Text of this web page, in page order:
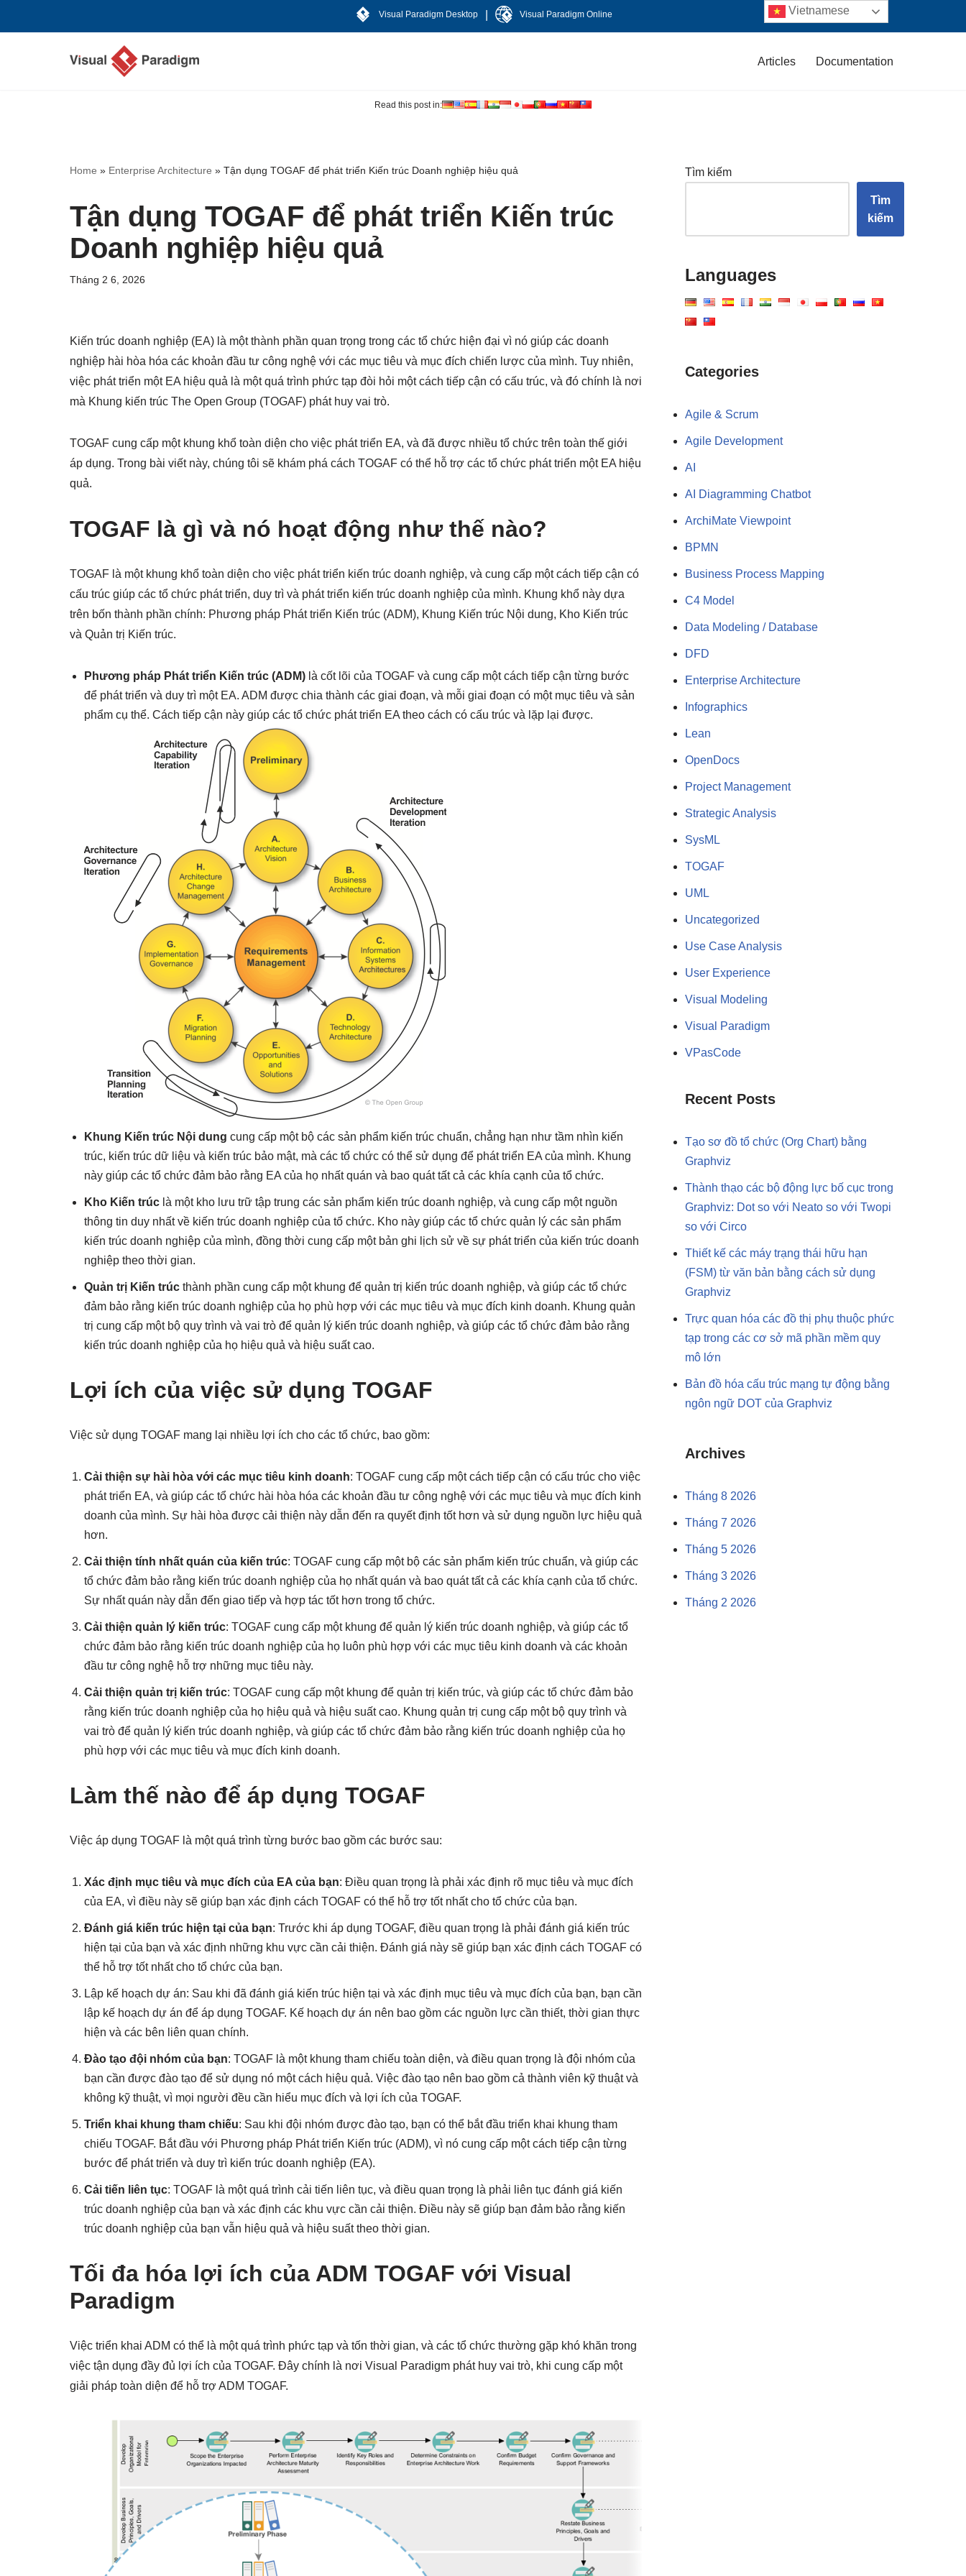
Visual Paradigm Desktop Visual Paradigm Online
Articles Documentation
Read this post in:
Home » Enterprise Architecture » Tận dụng TOGAF để phát triển Kiến trúc Doanh nghiệp hiệu quả
Tận dụng TOGAF để phát triển Kiến trúc
Doanh nghiệp hiệu quả
Tháng 2 6, 2026
Kiến trúc doanh nghiệp (EA) là một thành phần quan trọng trong các tổ chức hiện đại vì nó giúp các doanh
nghiệp hài hòa hóa các khoản đầu tư công nghệ với các mục tiêu và mục đích chiến lược của mình. Tuy nhiên,
việc phát triển một EA hiệu quả là một quá trình phức tạp đòi hỏi một cách tiếp cận có cấu trúc, và đó chính là nơi
mà Khung kiến trúc The Open Group (TOGAF) phát huy vai trò.
TOGAF cung cấp một khung khổ toàn diện cho việc phát triển EA, và đã được nhiều tổ chức trên toàn thế giới
áp dụng. Trong bài viết này, chúng tôi sẽ khám phá cách TOGAF có thể hỗ trợ các tổ chức phát triển một EA hiệu
quả.
TOGAF là gì và nó hoạt động như thế nào?
TOGAF là một khung khổ toàn diện cho việc phát triển kiến trúc doanh nghiệp, và cung cấp một cách tiếp cận có
cấu trúc giúp các tổ chức phát triển, duy trì và phát triển kiến trúc doanh nghiệp của mình. Khung khổ này dựa
trên bốn thành phần chính: Phương pháp Phát triển Kiến trúc (ADM), Khung Kiến trúc Nội dung, Kho Kiến trúc
và Quản trị Kiến trúc.
Phương pháp Phát triển Kiến trúc (ADM) là cốt lõi của TOGAF và cung cấp một cách tiếp cận từng bước
để phát triển và duy trì một EA. ADM được chia thành các giai đoạn, và mỗi giai đoạn có một mục tiêu và sản
phẩm cụ thể. Cách tiếp cận này giúp các tổ chức phát triển EA theo cách có cấu trúc và lặp lại được.
Khung Kiến trúc Nội dung cung cấp một bộ các sản phẩm kiến trúc chuẩn, chẳng hạn như tầm nhìn kiến
trúc, kiến trúc dữ liệu và kiến trúc bảo mật, mà các tổ chức có thể sử dụng để phát triển EA của mình. Khung
này giúp các tổ chức đảm bảo rằng EA của họ nhất quán và bao quát tất cả các khía cạnh của tổ chức.
Kho Kiến trúc là một kho lưu trữ tập trung các sản phẩm kiến trúc doanh nghiệp, và cung cấp một nguồn
thông tin duy nhất về kiến trúc doanh nghiệp của tổ chức. Kho này giúp các tổ chức quản lý các sản phẩm
kiến trúc doanh nghiệp của mình, đồng thời cung cấp một bản ghi lịch sử về sự phát triển của kiến trúc doanh
nghiệp theo thời gian.
Quản trị Kiến trúc thành phần cung cấp một khung để quản trị kiến trúc doanh nghiệp, và giúp các tổ chức
đảm bảo rằng kiến trúc doanh nghiệp của họ phù hợp với các mục tiêu và mục đích kinh doanh. Khung quản
trị cung cấp một bộ quy trình và vai trò để quản lý kiến trúc doanh nghiệp, và giúp các tổ chức đảm bảo rằng
kiến trúc doanh nghiệp của họ hiệu quả và hiệu suất cao.
Lợi ích của việc sử dụng TOGAF
Việc sử dụng TOGAF mang lại nhiều lợi ích cho các tổ chức, bao gồm:
Cải thiện sự hài hòa với các mục tiêu kinh doanh: TOGAF cung cấp một cách tiếp cận có cấu trúc cho việc
phát triển EA, và giúp các tổ chức hài hòa hóa các khoản đầu tư công nghệ với các mục tiêu và mục đích kinh
doanh của mình. Sự hài hòa được cải thiện này dẫn đến ra quyết định tốt hơn và sử dụng nguồn lực hiệu quả
hơn.
Cải thiện tính nhất quán của kiến trúc: TOGAF cung cấp một bộ các sản phẩm kiến trúc chuẩn, và giúp các
tổ chức đảm bảo rằng kiến trúc doanh nghiệp của họ nhất quán và bao quát tất cả các khía cạnh của tổ chức.
Sự nhất quán này dẫn đến giao tiếp và hợp tác tốt hơn trong tổ chức.
Cải thiện quản lý kiến trúc: TOGAF cung cấp một khung để quản lý kiến trúc doanh nghiệp, và giúp các tổ
chức đảm bảo rằng kiến trúc doanh nghiệp của họ luôn phù hợp với các mục tiêu kinh doanh và các khoản
đầu tư công nghệ hỗ trợ những mục tiêu này.
Cải thiện quản trị kiến trúc: TOGAF cung cấp một khung để quản trị kiến trúc, và giúp các tổ chức đảm bảo
rằng kiến trúc doanh nghiệp của họ hiệu quả và hiệu suất cao. Khung quản trị cung cấp một bộ quy trình và
vai trò để quản lý kiến trúc doanh nghiệp, và giúp các tổ chức đảm bảo rằng kiến trúc doanh nghiệp của họ
phù hợp với các mục tiêu và mục đích kinh doanh.
Làm thế nào để áp dụng TOGAF
Việc áp dụng TOGAF là một quá trình từng bước bao gồm các bước sau:
Xác định mục tiêu và mục đích của EA của bạn: Điều quan trọng là phải xác định rõ mục tiêu và mục đích
của EA, vì điều này sẽ giúp bạn xác định cách TOGAF có thể hỗ trợ tốt nhất cho tổ chức của bạn.
Đánh giá kiến trúc hiện tại của bạn: Trước khi áp dụng TOGAF, điều quan trọng là phải đánh giá kiến trúc
hiện tại của bạn và xác định những khu vực cần cải thiện. Đánh giá này sẽ giúp bạn xác định cách TOGAF có
thể hỗ trợ tốt nhất cho tổ chức của bạn.
Lập kế hoạch dự án: Sau khi đã đánh giá kiến trúc hiện tại và xác định mục tiêu và mục đích của bạn, bạn cần
lập kế hoạch dự án để áp dụng TOGAF. Kế hoạch dự án nên bao gồm các nguồn lực cần thiết, thời gian thực
hiện và các bên liên quan chính.
Đào tạo đội nhóm của bạn: TOGAF là một khung tham chiếu toàn diện, và điều quan trọng là đội nhóm của
bạn cần được đào tạo để sử dụng nó một cách hiệu quả. Việc đào tạo nên bao gồm cả thành viên kỹ thuật và
không kỹ thuật, vì mọi người đều cần hiểu mục đích và lợi ích của TOGAF.
Triển khai khung tham chiếu: Sau khi đội nhóm được đào tạo, bạn có thể bắt đầu triển khai khung tham
chiếu TOGAF. Bắt đầu với Phương pháp Phát triển Kiến trúc (ADM), vì nó cung cấp một cách tiếp cận từng
bước để phát triển và duy trì kiến trúc doanh nghiệp (EA).
Cải tiến liên tục: TOGAF là một quá trình cải tiến liên tục, và điều quan trọng là phải liên tục đánh giá kiến
trúc doanh nghiệp của bạn và xác định các khu vực cần cải thiện. Điều này sẽ giúp bạn đảm bảo rằng kiến
trúc doanh nghiệp của bạn vẫn hiệu quả và hiệu suất theo thời gian.
Tối đa hóa lợi ích của ADM TOGAF với Visual
Paradigm
Việc triển khai ADM có thể là một quá trình phức tạp và tốn thời gian, và các tổ chức thường gặp khó khăn trong
việc tận dụng đầy đủ lợi ích của TOGAF. Đây chính là nơi Visual Paradigm phát huy vai trò, khi cung cấp một
giải pháp toàn diện để hỗ trợ ADM TOGAF.
Tìm kiếm
Tìm
kiếm
Languages
Categories
Agile & Scrum
Agile Development
AI
AI Diagramming Chatbot
ArchiMate Viewpoint
BPMN
Business Process Mapping
C4 Model
Data Modeling / Database
DFD
Enterprise Architecture
Infographics
Lean
OpenDocs
Project Management
Strategic Analysis
SysML
TOGAF
UML
Uncategorized
Use Case Analysis
User Experience
Visual Modeling
Visual Paradigm
VPasCode
Recent Posts
Tạo sơ đồ tổ chức (Org Chart) bằng
Graphviz
Thành thạo các bộ động lực bố cục trong
Graphviz: Dot so với Neato so với Twopi
so với Circo
Thiết kế các máy trạng thái hữu hạn
(FSM) từ văn bản bằng cách sử dụng
Graphviz
Trực quan hóa các đồ thị phụ thuộc phức
tạp trong các cơ sở mã phần mềm quy
mô lớn
Bản đồ hóa cấu trúc mạng tự động bằng
ngôn ngữ DOT của Graphviz
Archives
Tháng 8 2026
Tháng 7 2026
Tháng 5 2026
Tháng 3 2026
Tháng 2 2026
Vietnamese